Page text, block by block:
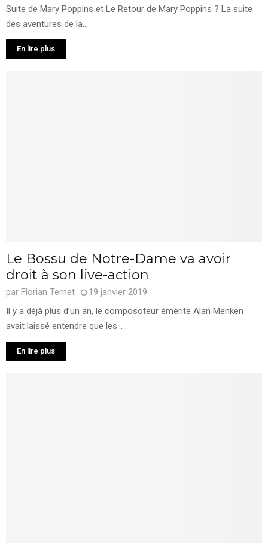
Suite de Mary Poppins et Le Retour de Mary Poppins ? La suite
des aventures de la...
En lire plus
Le Bossu de Notre-Dame va avoir
droit à son live-action
par Florian Ternet
19 janvier 2019
Il y a déjà plus d’un an, le composoteur émérite Alan Menken
avait laissé entendre que les...
En lire plus